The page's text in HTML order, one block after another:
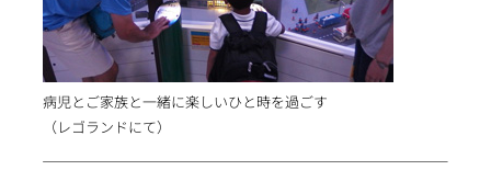
病児とご家族と一緒に楽しいひと時を過ごす
（レゴランドにて）